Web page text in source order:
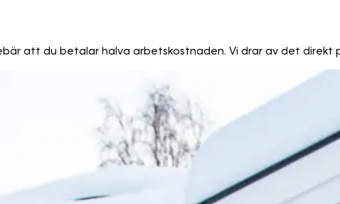
att du betalar halva arbetskostnaden. Vi drar av det